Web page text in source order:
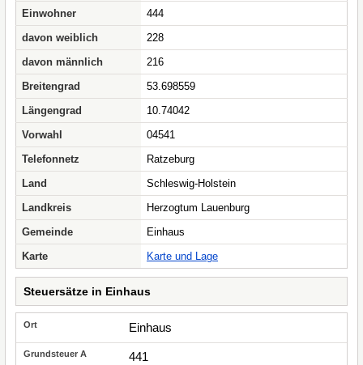
Einwohner
444
davon weiblich
228
davon männlich
216
Breitengrad
53.698559
Längengrad
10.74042
Vorwahl
04541
Telefonnetz
Ratzeburg
Land
Schleswig-Holstein
Landkreis
Herzogtum Lauenburg
Gemeinde
Einhaus
Karte
Karte und Lage
Steuersätze in Einhaus
Einhaus
441